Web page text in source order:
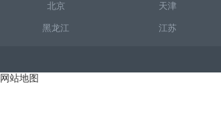
北京 天津
黑龙江 江苏
网站地图